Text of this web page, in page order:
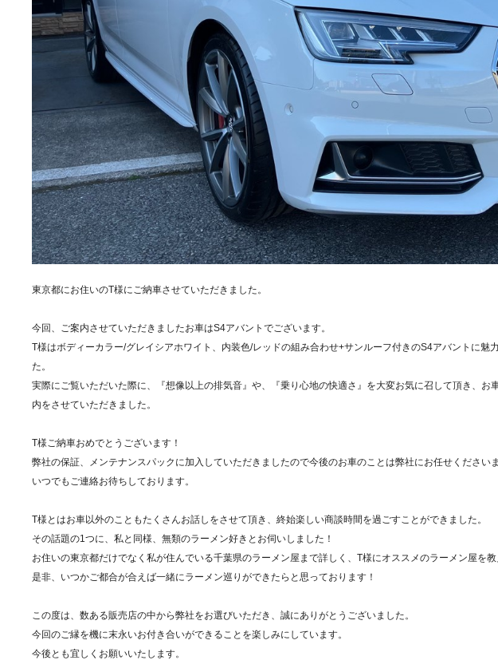
東京都にお住いのT様にご納車させていただきました。
今回、ご案内させていただきましたお車はS4アバントでございます。
T様はボディーカラー/グレイシアホワイト、内装色/レッドの組み合わせ+サンルーフ付きのS4アバントに魅
た。
実際にご覧いただいた際に、『想像以上の排気音』や、『乗り心地の快適さ』を大変お気に召して頂き、お
内をさせていただきました。
T様ご納車おめでとうございます！
弊社の保証、メンテナンスパックに加入していただきましたので今後のお車のことは弊社にお任せくださいま
いつでもご連絡お待ちしております。
T様とはお車以外のこともたくさんお話しをさせて頂き、終始楽しい商談時間を過ごすことができました。
その話題の1つに、私と同様、無類のラーメン好きとお伺いしました！
お住いの東京都だけでなく私が住んでいる千葉県のラーメン屋まで詳しく、T様にオススメのラーメン屋を教
是非、いつかご都合が合えば一緒にラーメン巡りができたらと思っております！
この度は、数ある販売店の中から弊社をお選びいただき、誠にありがとうございました。
今回のご縁を機に末永いお付き合いができることを楽しみにしています。
今後とも宜しくお願いいたします。